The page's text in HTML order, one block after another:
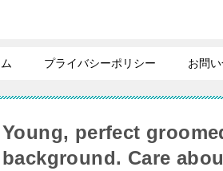
プライバシーポリシー お問
Young, perfect
background. Care